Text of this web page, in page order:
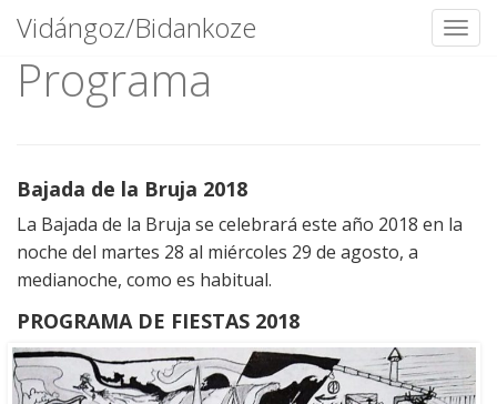
Skip
Vidángoz/Bidankoze
Programa
Bajada de la Bruja 2018
La Bajada de la Bruja se celebrará este año 2018 en la
noche del martes 28 al miércoles 29 de agosto, a
medianoche, como es habitual.
PROGRAMA DE FIESTAS 2018